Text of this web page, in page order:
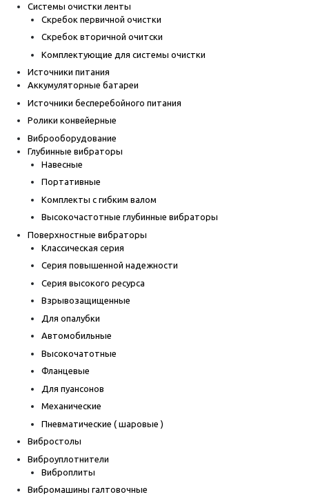
Системы очистки ленты
Скребок первичной очистки
Скребок вторичной очитски
Комплектующие для системы очистки
Источники питания
Аккумуляторные батареи
Источники бесперебойного питания
Ролики конвейерные
Виброоборудование
Глубинные вибраторы
Навесные
Портативные
Комплекты с гибким валом
Высокочастотные глубинные вибраторы
Поверхностные вибраторы
Классическая серия
Серия повышенной надежности
Серия высокого ресурса
Взрывозащищенные
Для опалубки
Автомобильные
Высокочатотные
Фланцевые
Для пуансонов
Механические
Пневматические ( шаровые )
Вибростолы
Виброуплотнители
Виброплиты
Вибромашины галтовочные